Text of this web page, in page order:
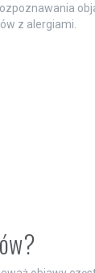
z alergiami.